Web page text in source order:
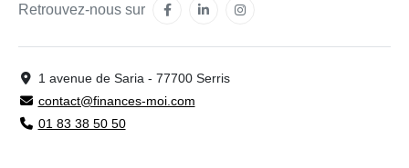
Retrouvez-nous sur
1 avenue de Saria - 77700 Serris
contact@finances-moi.com
01 83 38 50 50